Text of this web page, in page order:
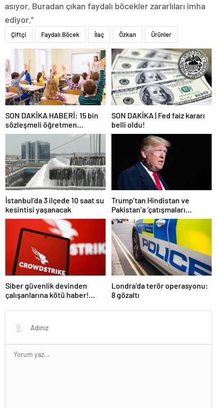
asıyor. Buradan çıkan faydalı böcekler zararlıları imha
ediyor.”
Çiftçi Faydalı Böcek İlaç Özkan Ürünler
SON DAKİKA HABERİ: 15 bin
sözleşmeli öğretmen
atamasında sözlü sınava hak
kazanan adaylar açıklandı
SON DAKİKA | Fed faiz kararı
belli oldu!
İstanbul’da 3 ilçede 10 saat su
kesintisi yaşanacak
Trump’tan Hindistan ve
Pakistan’a ‘çatışmaları
durdurun’ çağrısı
Siber güvenlik devinden
çalışanlarına kötü haber!
Londra’da terör operasyonu:
8 gözaltı